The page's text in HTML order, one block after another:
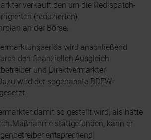
verkauft den um die Redispatch-
(reduzierten)
an der Börse.
wird anschließend
den finanziellen Ausgleich
und Direktvermarkter
wird der sogenannte BDEW-
damit so gestellt wird, als hätte
Maßnahme stattgefunden, kann er
entsprechend